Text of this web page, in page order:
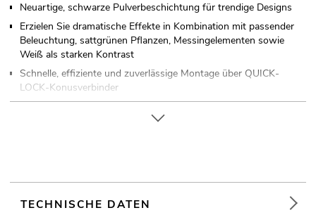
Neuartige, schwarze Pulverbeschichtung für trendige Designs
Erzielen Sie dramatische Effekte in Kombination mit passender
Beleuchtung, sattgrünen Pflanzen, Messingelementen sowie
Weiß als starken Kontrast
Schnelle, effiziente und zuverlässige Montage über QUICK-
LOCK-Konusverbinder
Eckelementen bietet ein Höchstmaß an Flexibilität
TECHNISCHE DATEN